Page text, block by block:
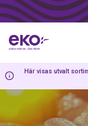
Här visas utvalt